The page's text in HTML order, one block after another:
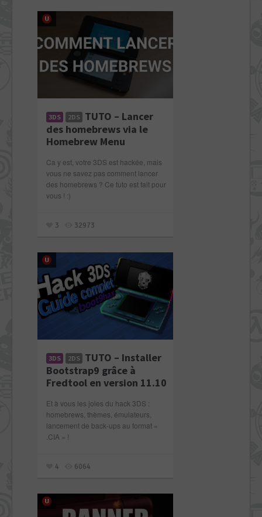
3DS 2DS TUTO – Lancer
des homebrews via le
Homebrew Menu
Ca y est, votre 3DS est hackée, mais
vous ne savez pas comment lancer
des homebrews ? Ce tuto est fait pour
vous ! :)
3 32973
3DS 2DS TUTO – Installer
Bootstrap9 grâce à
Fredtool en version 11.10
Et à vous les joies du hack 3DS :
homebrews, thèmes, émulateurs,
lancement de back-ups au format «
.CIA » !
4 6064